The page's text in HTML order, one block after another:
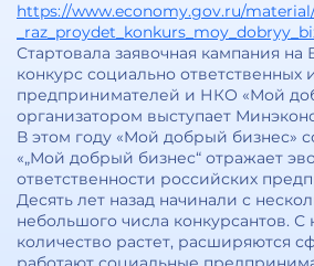
https://www.economy.gov.ru/material/
Стартовала заявочная кампания на
конкурс социально ответственных
предпринимателей и НКО «Мой
организатором выступает
В этом году «Мой добрый бизнес»
«„Мой добрый бизнес“ отражает
ответственности российских
Десять лет назад начинали с
небольшого числа конкурсантов.
количество растет, расширяются